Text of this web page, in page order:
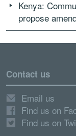
Kenya:
propose
Contact us
Email us
Find us on
Find us on